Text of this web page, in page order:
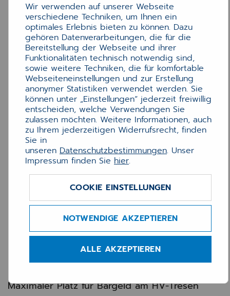
APG Cash Drawer 46 cm
VAR – Großformat-
Kassenschublade für
Apotheken
Maximaler Platz für Bargeld am HV-Tresen
Wir verwenden auf unserer Webseite
verschiedene Techniken, um Ihnen ein
optimales Erlebnis bieten zu können. Dazu
gehören Datenverarbeitungen, die für die
Bereitstellung der Webseite und ihrer
Funktionalitäten technisch notwendig sind,
sowie weitere Techniken, die für komfortable
Webseiteneinstellungen und zur Erstellung
anonymer Statistiken verwendet werden. Sie
können unter „Einstellungen“ jederzeit freiwillig
entscheiden, welche Verwendungen Sie
zulassen möchten. Weitere Informationen, auch
zu Ihrem jederzeitigen Widerrufsrecht, finden
Sie in
unseren Datenschutzbestimmungen. Unser
Impressum finden Sie hier.
COOKIE EINSTELLUNGEN
NOTWENDIGE AKZEPTIEREN
ALLE AKZEPTIEREN